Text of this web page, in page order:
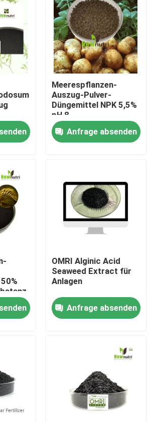
Humindüngemittel
Düngemittel
Düngemittel
Auszug-Pulver-Düngemittel
Meerespflanzen-
Auszug-Pulver-
Düngemittel NPK 5,5%
pH 8
Anfrage absenden
OMRI Alginic Acid
Seaweed Extract für
Anlagen
Anfrage absenden